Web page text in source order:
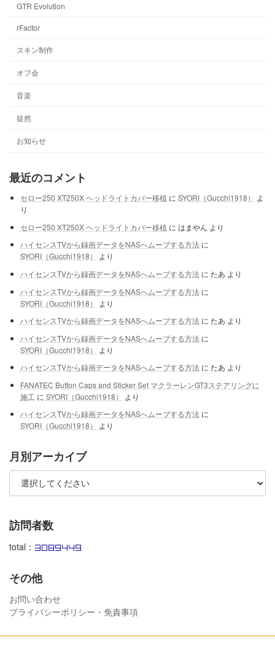
GTR Evolution
rFactor
スキン制作
オフ会
音楽
徒然
お知らせ
最近のコメント
セロー250 XT250X ヘッドライトカバー移植 に SYORI（Gucchi1918）
よ
り
セロー250 XT250X ヘッドライトカバー移植 に はまやん より
ハイセンスTVから録画データをNASへムーブする方法に
SYORI（Gucchi1918）
より
ハイセンスTVから録画データをNASへムーブする方法に たあ より
ハイセンスTVから録画データをNASへムーブする方法に
SYORI（Gucchi1918）
より
ハイセンスTVから録画データをNASへムーブする方法に たあ より
ハイセンスTVから録画データをNASへムーブする方法に
SYORI（Gucchi1918）
より
ハイセンスTVから録画データをNASへムーブする方法に たあ より
FANATEC Button Caps and Sticker Set マクラーレンGT3ステアリングに
施工 に SYORI（Gucchi1918）
より
ハイセンスTVから録画データをNASへムーブする方法に
SYORI（Gucchi1918）
より
月別アーカイブ
訪問者数
total：
その他
お問い合わせ
プライバシーポリシー・免責事項